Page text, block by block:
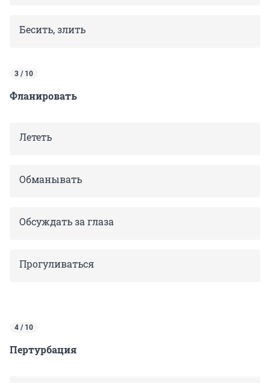
Бесить, злить
3 / 10
Фланировать
Лететь
Обманывать
Обсуждать за глаза
Прогуливаться
4 / 10
Пертурбация